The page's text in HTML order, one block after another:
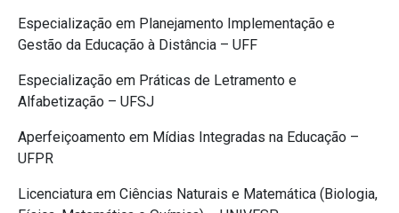
Especialização em Planejamento Implementação e
Gestão da Educação à Distância – UFF
Especialização em Práticas de Letramento e
Alfabetização – UFSJ
Aperfeiçoamento em Mídias Integradas na Educação –
UFPR
Licenciatura em Ciências Naturais e Matemática (Biologia,